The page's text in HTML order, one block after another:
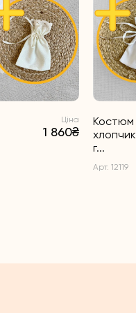
Ціна
1 860₴
Костюм
г...
Арт. 12119